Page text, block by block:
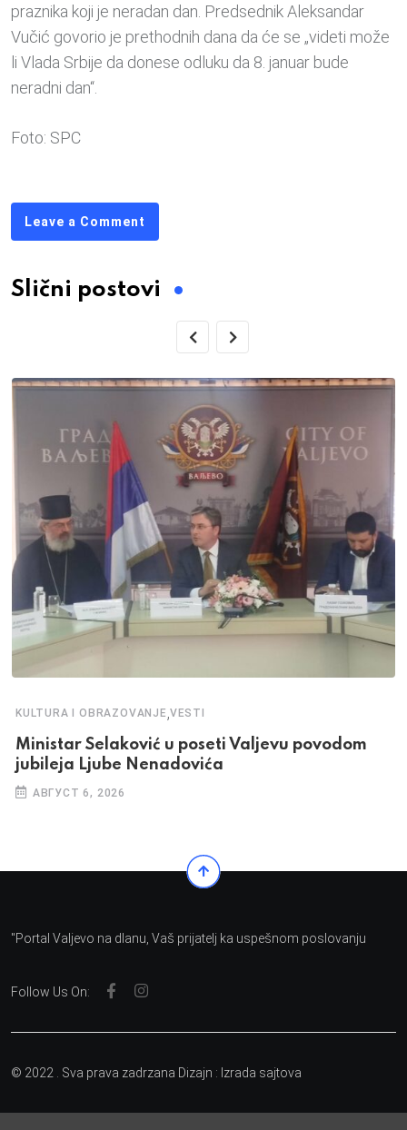
praznika koji je neradan dan. Predsednik Aleksandar
Vučić govorio je prethodnih dana da će se „videti može
li Vlada Srbije da donese odluku da 8. januar bude
neradni dan“.
Foto: SPC
Leave a Comment
Slični postovi
KULTURA I OBRAZOVANJE ,VESTI
Ministar Selaković u poseti Valjevu povodom
jubileja Ljube Nenadovića
АВГУСТ 6, 2026
"Portal Valjevo na dlanu, Vaš prijatelj ka uspešnom poslovanju
Follow Us On:
© 2022 . Sva prava zadrzana Dizajn : Izrada sajtova